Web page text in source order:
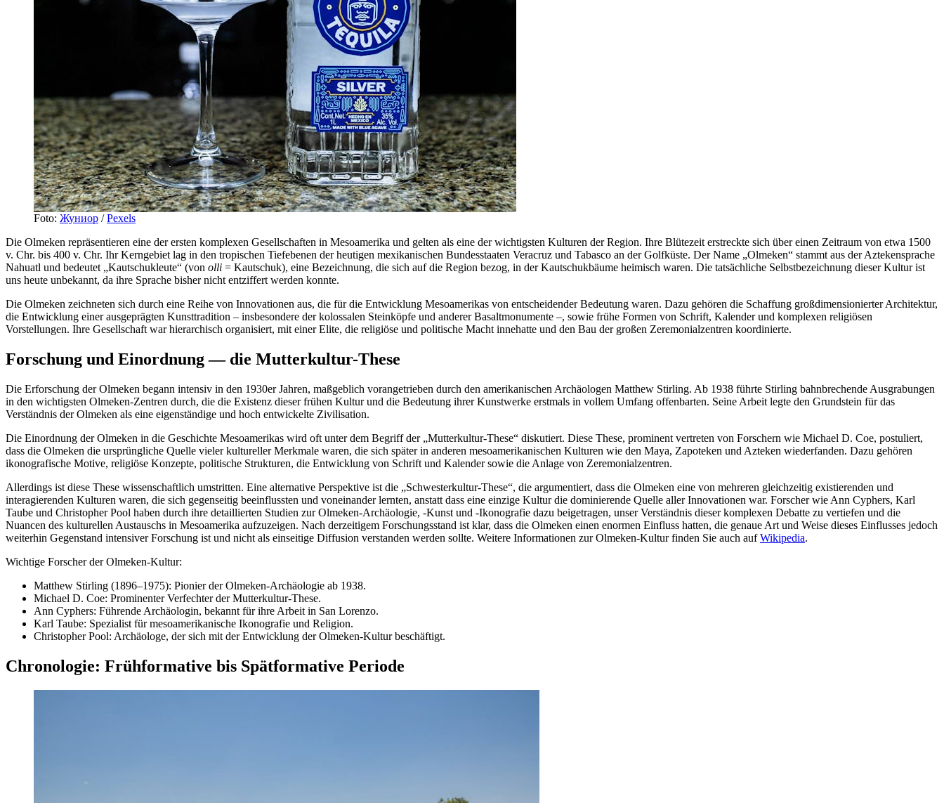
Foto: Жуниор /Pexels
Die Olmeken repräsentieren eine der ersten komplexen Gesellschaften in Mesoamerika und gelten als eine der wichtigsten Kulturen der Region. Ihre Blütezeit erstreckte sich über einen Zeitraum von etwa 1500
v. Chr. bis 400 v. Chr. Ihr Kerngebiet lag in den tropischen Tiefebenen der heutigen mexikanischen Bundesstaaten Veracruz und Tabasco an der Golfküste. Der Name „Olmeken“ stammt aus der Aztekensprache
Nahuatl und bedeutet „Kautschukleute“ (von olli = Kautschuk), eine Bezeichnung, die sich auf die Region bezog, in der Kautschukbäume heimisch waren. Die tatsächliche Selbstbezeichnung dieser Kultur ist
uns heute unbekannt, da ihre Sprache bisher nicht entziffert werden konnte.
Die Olmeken zeichneten sich durch eine Reihe von Innovationen aus, die für die Entwicklung Mesoamerikas von entscheidender Bedeutung waren. Dazu gehören die Schaffung großdimensionierter Architektur,
die Entwicklung einer ausgeprägten Kunsttradition – insbesondere der kolossalen Steinköpfe und anderer Basaltmonumente –, sowie frühe Formen von Schrift, Kalender und komplexen religiösen
Vorstellungen. Ihre Gesellschaft war hierarchisch organisiert, mit einer Elite, die religiöse und politische Macht innehatte und den Bau der großen Zeremonialzentren koordinierte.
Forschung und Einordnung — die Mutterkultur-These
Die Erforschung der Olmeken begann intensiv in den 1930er Jahren, maßgeblich vorangetrieben durch den amerikanischen Archäologen Matthew Stirling. Ab 1938 führte Stirling bahnbrechende Ausgrabungen
in den wichtigsten Olmeken-Zentren durch, die die Existenz dieser frühen Kultur und die Bedeutung ihrer Kunstwerke erstmals in vollem Umfang offenbarten. Seine Arbeit legte den Grundstein für das
Verständnis der Olmeken als eine eigenständige und hoch entwickelte Zivilisation.
Die Einordnung der Olmeken in die Geschichte Mesoamerikas wird oft unter dem Begriff der „Mutterkultur-These“ diskutiert. Diese These, prominent vertreten von Forschern wie Michael D. Coe, postuliert,
dass die Olmeken die ursprüngliche Quelle vieler kultureller Merkmale waren, die sich später in anderen mesoamerikanischen Kulturen wie den Maya, Zapoteken und Azteken wiederfanden. Dazu gehören
ikonografische Motive, religiöse Konzepte, politische Strukturen, die Entwicklung von Schrift und Kalender sowie die Anlage von Zeremonialzentren.
Allerdings ist diese These wissenschaftlich umstritten. Eine alternative Perspektive ist die „Schwesterkultur-These“, die argumentiert, dass die Olmeken eine von mehreren gleichzeitig existierenden und
interagierenden Kulturen waren, die sich gegenseitig beeinflussten und voneinander lernten, anstatt dass eine einzige Kultur die dominierende Quelle aller Innovationen war. Forscher wie Ann Cyphers, Karl
Taube und Christopher Pool haben durch ihre detaillierten Studien zur Olmeken-Archäologie, -Kunst und -Ikonografie dazu beigetragen, unser Verständnis dieser komplexen Debatte zu vertiefen und die
Nuancen des kulturellen Austauschs in Mesoamerika aufzuzeigen. Nach derzeitigem Forschungsstand ist klar, dass die Olmeken einen enormen Einfluss hatten, die genaue Art und Weise dieses Einflusses jedoch
weiterhin Gegenstand intensiver Forschung ist und nicht als einseitige Diffusion verstanden werden sollte. Weitere Informationen zur Olmeken-Kultur finden Sie auch aufWikipedia.
Wichtige Forscher der Olmeken-Kultur:
Matthew Stirling (1896–1975): Pionier der Olmeken-Archäologie ab 1938.
Michael D. Coe: Prominenter Verfechter der Mutterkultur-These.
Ann Cyphers: Führende Archäologin, bekannt für ihre Arbeit in San Lorenzo.
Karl Taube: Spezialist für mesoamerikanische Ikonografie und Religion.
Christopher Pool: Archäologe, der sich mit der Entwicklung der Olmeken-Kultur beschäftigt.
Chronologie: Frühformative bis Spätformative Periode